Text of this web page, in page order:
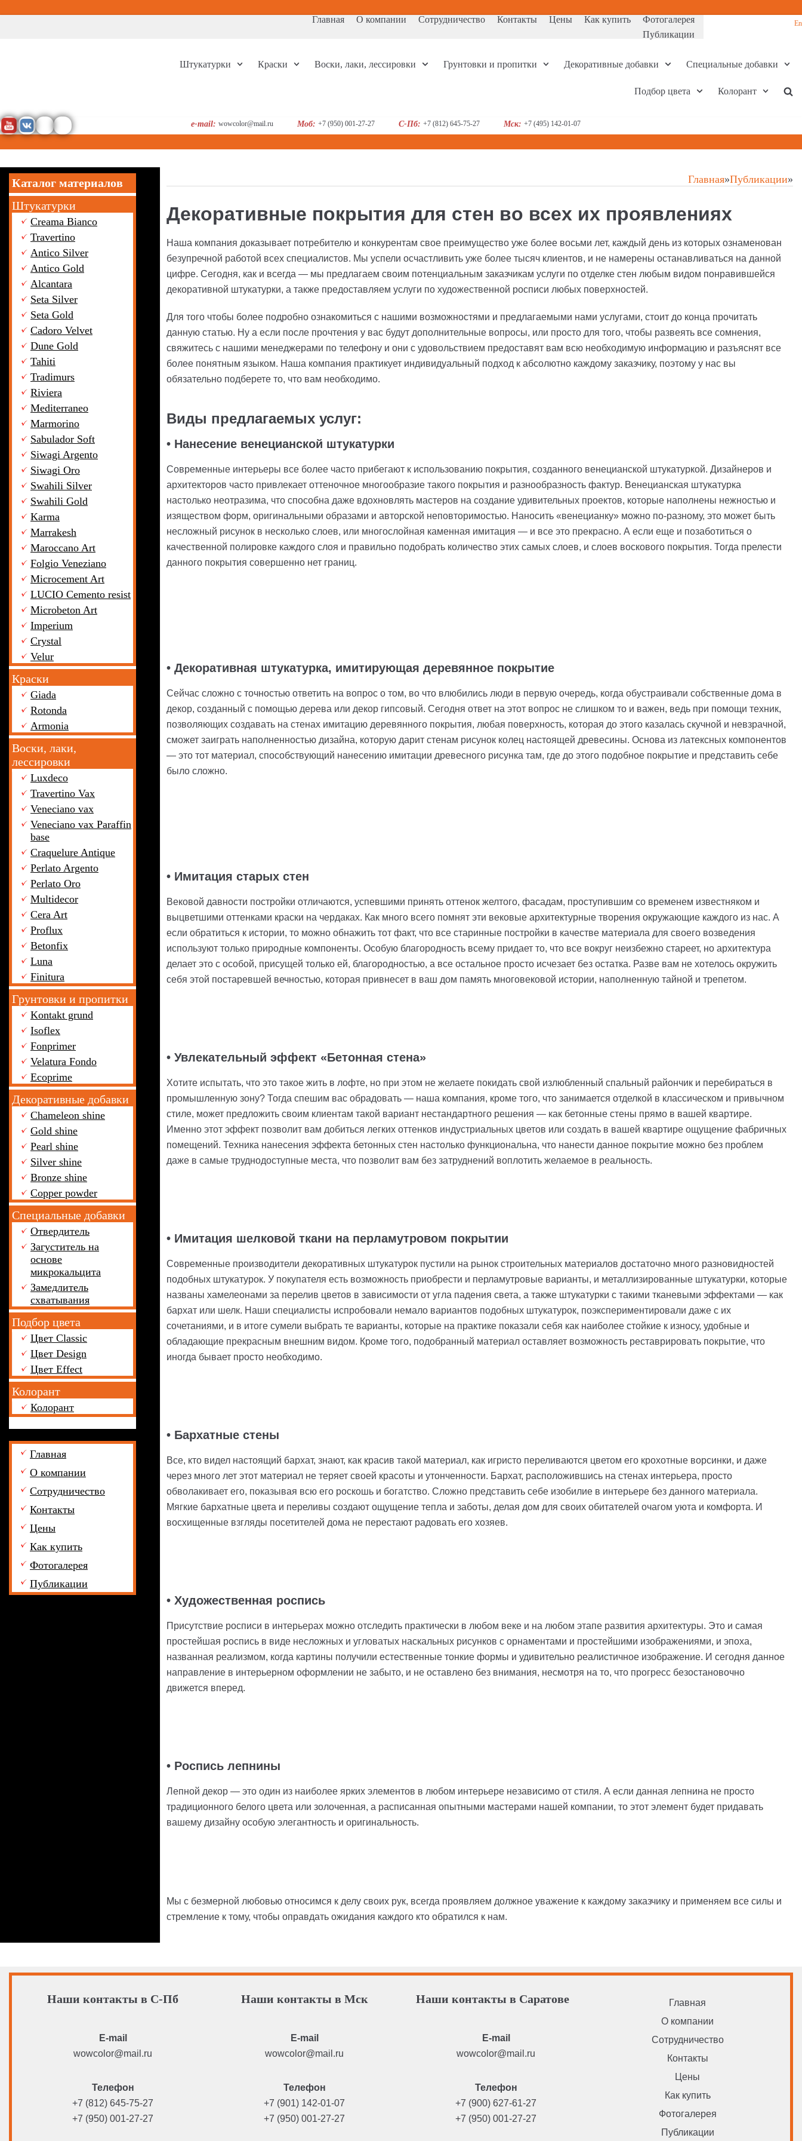
En
Перейти
Главная О компании Сотрудничество Контакты Цены Как купить
Фотогалерея
Публикации
Штукатурки Краски Воски, лаки, лессировки Грунтовки и пропитки Декоративные добавки Специальные добавки
Подбор цвета Колорант
e-mail: wowcolor@mail.ru Моб: +7 (950) 001-27-27 С-Пб: +7 (812) 645-75-27 Мск: +7 (495) 142-01-07
Каталог материалов
Штукатурки
Creama Bianco
Travertino
Antico Silver
Antico Gold
Alcantara
Seta Silver
Seta Gold
Cadoro Velvet
Dune Gold
Tahiti
Tradimurs
Riviera
Mediterraneo
Marmorino
Sabulador Soft
Siwagi Argento
Siwagi Oro
Swahili Silver
Swahili Gold
Karma
Marrakesh
Maroccano Art
Folgio Veneziano
Microcement Art
LUCIO Cemento resist
Microbeton Art
Imperium
Crystal
Velur
Краски
Giada
Rotonda
Armonia
Воски, лаки,
лессировки
Luxdeco
Travertino Vax
Veneciano vax
Veneciano vax Paraffin
base
Craquelure Antique
Perlato Argento
Perlato Oro
Multidecor
Cera Art
Proflux
Betonfix
Luna
Finitura
Грунтовки и пропитки
Kontakt grund
Isoflex
Fonprimer
Velatura Fondo
Ecoprime
Декоративные добавки
Chameleon shine
Gold shine
Pearl shine
Silver shine
Bronze shine
Copper powder
Специальные добавки
Отвердитель
Загуститель на
основе
микрокальцита
Замедлитель
схватывания
Подбор цвета
Цвет Classic
Цвет Design
Цвет Effect
Колорант
Колорант
Главная
О компании
Сотрудничество
Контакты
Цены
Как купить
Фотогалерея
Публикации
Главная»Публикации»
Декоративные покрытия для стен во всех их проявлениях
Наша компания доказывает потребителю и конкурентам свое преимущество уже более восьми лет, каждый день из которых ознаменован
безупречной работой всех специалистов. Мы успели осчастливить уже более тысяч клиентов, и не намерены останавливаться на данной
цифре. Сегодня, как и всегда — мы предлагаем своим потенциальным заказчикам услуги по отделке стен любым видом понравившейся
декоративной штукатурки, а также предоставляем услуги по художественной росписи любых поверхностей.
Для того чтобы более подробно ознакомиться с нашими возможностями и предлагаемыми нами услугами, стоит до конца прочитать
данную статью. Ну а если после прочтения у вас будут дополнительные вопросы, или просто для того, чтобы развеять все сомнения,
свяжитесь с нашими менеджерами по телефону и они с удовольствием предоставят вам всю необходимую информацию и разъяснят все
более понятным языком. Наша компания практикует индивидуальный подход к абсолютно каждому заказчику, поэтому у нас вы
обязательно подберете то, что вам необходимо.
Виды предлагаемых услуг:
• Нанесение венецианской штукатурки
Современные интерьеры все более часто прибегают к использованию покрытия, созданного венецианской штукатуркой. Дизайнеров и
архитекторов часто привлекает оттеночное многообразие такого покрытия и разнообразность фактур. Венецианская штукатурка
настолько неотразима, что способна даже вдохновлять мастеров на создание удивительных проектов, которые наполнены нежностью и
изяществом форм, оригинальными образами и авторской неповторимостью. Наносить «венецианку» можно по-разному, это может быть
несложный рисунок в несколько слоев, или многослойная каменная имитация — и все это прекрасно. А если еще и позаботиться о
качественной полировке каждого слоя и правильно подобрать количество этих самых слоев, и слоев воскового покрытия. Тогда прелести
данного покрытия совершенно нет границ.
• Декоративная штукатурка, имитирующая деревянное покрытие
Сейчас сложно с точностью ответить на вопрос о том, во что влюбились люди в первую очередь, когда обустраивали собственные дома в
декор, созданный с помощью дерева или декор гипсовый. Сегодня ответ на этот вопрос не слишком то и важен, ведь при помощи техник,
позволяющих создавать на стенах имитацию деревянного покрытия, любая поверхность, которая до этого казалась скучной и невзрачной,
сможет заиграть наполненностью дизайна, которую дарит стенам рисунок колец настоящей древесины. Основа из латексных компонентов
— это тот материал, способствующий нанесению имитации древесного рисунка там, где до этого подобное покрытие и представить себе
было сложно.
• Имитация старых стен
Вековой давности постройки отличаются, успевшими принять оттенок желтого, фасадам, проступившим со временем известняком и
выцветшими оттенками краски на чердаках. Как много всего помнят эти вековые архитектурные творения окружающие каждого из нас. А
если обратиться к истории, то можно обнажить тот факт, что все старинные постройки в качестве материала для своего возведения
используют только природные компоненты. Особую благородность всему придает то, что все вокруг неизбежно стареет, но архитектура
делает это с особой, присущей только ей, благородностью, а все остальное просто исчезает без остатка. Разве вам не хотелось окружить
себя этой постаревшей вечностью, которая привнесет в ваш дом память многовековой истории, наполненную тайной и трепетом.
• Увлекательный эффект «Бетонная стена»
Хотите испытать, что это такое жить в лофте, но при этом не желаете покидать свой излюбленный спальный райончик и перебираться в
промышленную зону? Тогда спешим вас обрадовать — наша компания, кроме того, что занимается отделкой в классическом и привычном
стиле, может предложить своим клиентам такой вариант нестандартного решения — как бетонные стены прямо в вашей квартире.
Именно этот эффект позволит вам добиться легких оттенков индустриальных цветов или создать в вашей квартире ощущение фабричных
помещений. Техника нанесения эффекта бетонных стен настолько функциональна, что нанести данное покрытие можно без проблем
даже в самые труднодоступные места, что позволит вам без затруднений воплотить желаемое в реальность.
• Имитация шелковой ткани на перламутровом покрытии
Современные производители декоративных штукатурок пустили на рынок строительных материалов достаточно много разновидностей
подобных штукатурок. У покупателя есть возможность приобрести и перламутровые варианты, и металлизированные штукатурки, которые
названы хамелеонами за перелив цветов в зависимости от угла падения света, а также штукатурки с такими тканевыми эффектами — как
бархат или шелк. Наши специалисты испробовали немало вариантов подобных штукатурок, поэкспериментировали даже с их
сочетаниями, и в итоге сумели выбрать те варианты, которые на практике показали себя как наиболее стойкие к износу, удобные и
обладающие прекрасным внешним видом. Кроме того, подобранный материал оставляет возможность реставрировать покрытие, что
иногда бывает просто необходимо.
• Бархатные стены
Все, кто видел настоящий бархат, знают, как красив такой материал, как игристо переливаются цветом его крохотные ворсинки, и даже
через много лет этот материал не теряет своей красоты и утонченности. Бархат, расположившись на стенах интерьера, просто
обволакивает его, показывая всю его роскошь и богатство. Сложно представить себе изобилие в интерьере без данного материала.
Мягкие бархатные цвета и переливы создают ощущение тепла и заботы, делая дом для своих обитателей очагом уюта и комфорта. И
восхищенные взгляды посетителей дома не перестают радовать его хозяев.
• Художественная роспись
Присутствие росписи в интерьерах можно отследить практически в любом веке и на любом этапе развития архитектуры. Это и самая
простейшая роспись в виде несложных и угловатых наскальных рисунков с орнаментами и простейшими изображениями, и эпоха,
названная реализмом, когда картины получили естественные тонкие формы и удивительно реалистичное изображение. И сегодня данное
направление в интерьерном оформлении не забыто, и не оставлено без внимания, несмотря на то, что прогресс безостановочно
движется вперед.
• Роспись лепнины
Лепной декор — это один из наиболее ярких элементов в любом интерьере независимо от стиля. А если данная лепнина не просто
традиционного белого цвета или золоченная, а расписанная опытными мастерами нашей компании, то этот элемент будет придавать
вашему дизайну особую элегантность и оригинальность.
Мы с безмерной любовью относимся к делу своих рук, всегда проявляем должное уважение к каждому заказчику и применяем все силы и
стремление к тому, чтобы оправдать ожидания каждого кто обратился к нам.
Наши контакты в С-Пб
E-mail
wowcolor@mail.ru
Телефон
+7 (812) 645-75-27
+7 (950) 001-27-27
Наши контакты в Мск
E-mail
wowcolor@mail.ru
Телефон
+7 (901) 142-01-07
+7 (950) 001-27-27
Наши контакты в Саратове
E-mail
wowcolor@mail.ru
Телефон
+7 (900) 627-61-27
+7 (950) 001-27-27
Главная
О компании
Сотрудничество
Контакты
Цены
Как купить
Фотогалерея
Публикации